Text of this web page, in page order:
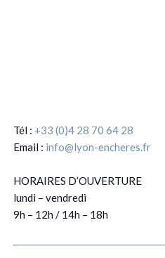
Tél : +33 (0)4 28 70 64 28
Email : info@lyon-encheres.fr
HORAIRES D’OUVERTURE
lundi – vendredi
9h – 12h / 14h – 18h